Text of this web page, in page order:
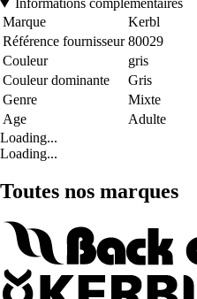
Informations complémentaires
Marque
Kerbl
Référence fournisseur 80029
Couleur
gris
Couleur dominante
Gris
Genre
Mixte
Age
Adulte
Loading...
Loading...
Toutes nos marques